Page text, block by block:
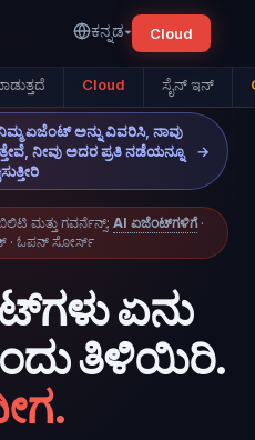
ಕನ್ನಡ▾ Cloud
Cloud ಸೈನ್ ಇನ್
ಏಜೆಂಟ್ ಅನ್ನು ವಿವರಿಸಿ, ನಾವು
ನೀವು ಅದರ ಪ್ರತಿ ನಡೆಯನ್ನೂ
→
ಮತ್ತು ಗವರ್ನೆನ್ಸ್: AI ಏಜೆಂಟ್‌ಗಳಿಗೆ ·
· ಓಪನ್ ಸೋರ್ಸ್
ಏನು
ತಿಳಿಯಿರಿ.